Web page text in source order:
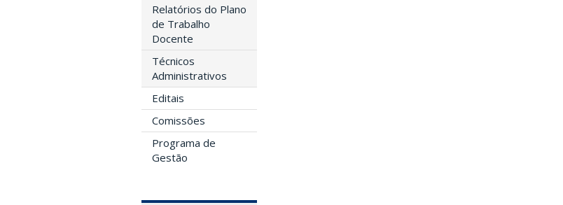
Relatórios do Plano
de Trabalho
Docente
Técnicos
Administrativos
Editais
Comissões
Programa de
Gestão